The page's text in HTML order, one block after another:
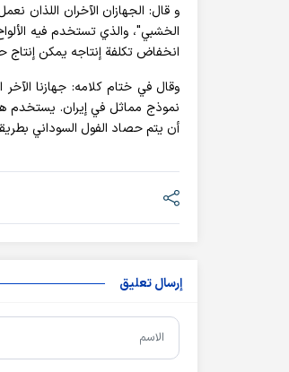
و قال: الجهازان الآخران اللذان
الخشبي"، والذي تستخدم فيه
انخفاض تكلفة إنتاجه يمكن إنتاج
وقال في ختام كلامه: جهازنا
نموذج مماثل في إيران. يستخدم
أن يتم حصاد الفول السوداني
إرسال تعليق